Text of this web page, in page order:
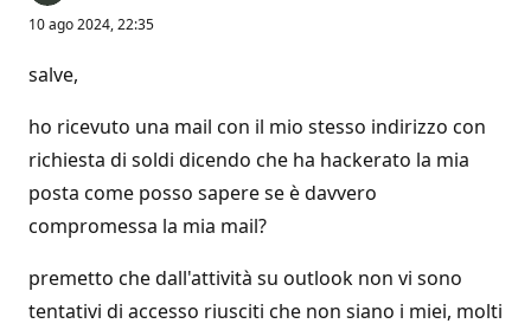
10 ago 2024, 22:35
salve,
ho ricevuto una mail con il mio stesso indirizzo con
richiesta di soldi dicendo che ha hackerato la mia
posta come posso sapere se è davvero
compromessa la mia mail?
premetto che dall'attività su outlook non vi sono
tentativi di accesso riusciti che non siano i miei, molti